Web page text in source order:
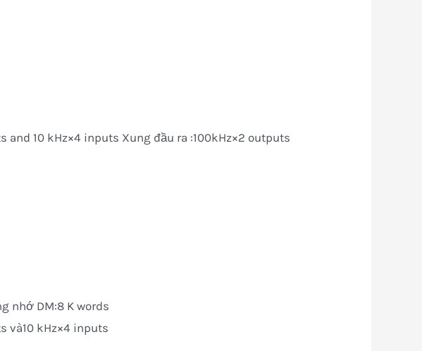
and 10 kHz×4 inputs Xung đầu ra :100kHz×2 outputs
nhớ DM:8 K words
và10 kHz×4 inputs